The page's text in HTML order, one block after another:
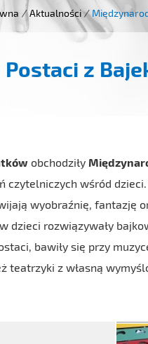
/ Aktualności /
z
obchodziły
czytelniczych wśród
wyobraźnię, fantazję
rozwiązywały
bawiły się przy
teatrzyki z własną